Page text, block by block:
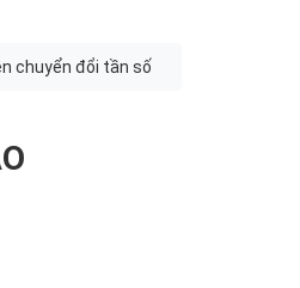
chuyển đổi tần số